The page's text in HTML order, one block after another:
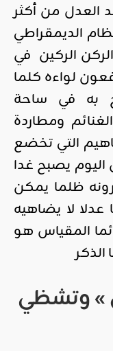
العدل من أكثر
الديمقراطي
الركين في
لواءه كلما
به في ساحة
ومطاردة
التي تخضع
يصبح غدا
ظلما يمكن
لا يضاهيه
المقياس هو
» وتشظي